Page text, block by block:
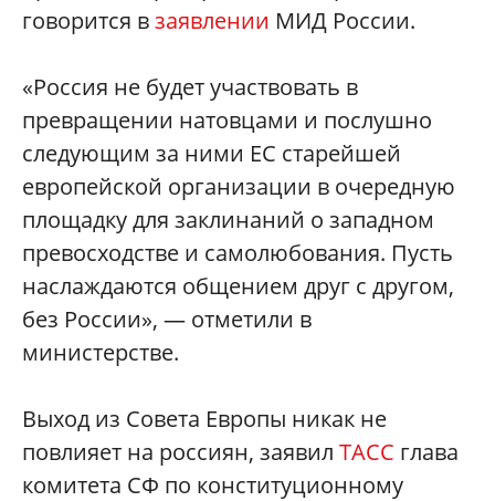
говорится взаявлении МИД России.
«Россия не будет участвовать в
превращении натовцами и послушно
следующим за ними ЕС старейшей
европейской организации в очередную
площадку для заклинаний о западном
превосходстве и самолюбования. Пусть
наслаждаются общением друг с другом,
без России», — отметили в
министерстве.
Выход из Совета Европы никак не
повлияет на россиян, заявил ТАСС глава
комитета СФ по конституционному